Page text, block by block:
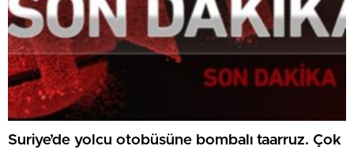
Suriye’de yolcu otobüsüne bombalı taarruz. Çok